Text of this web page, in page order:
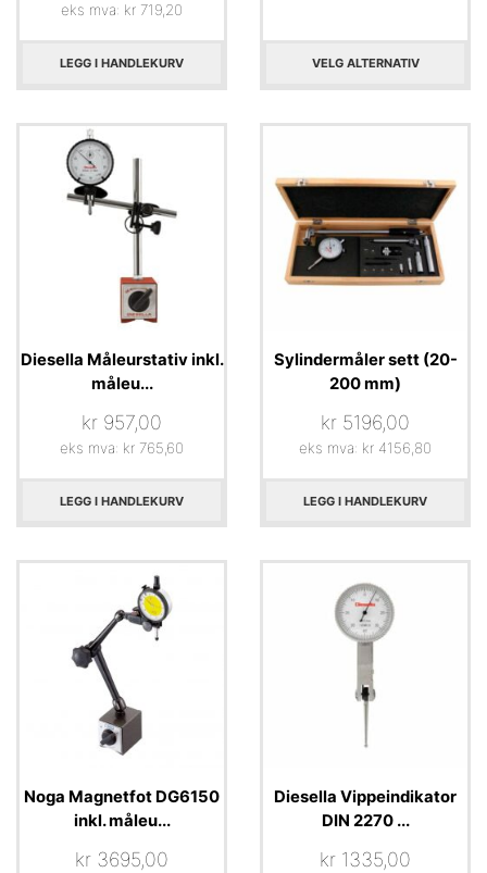
eks mva: kr 719,20
LEGG I HANDLEKURV VELG ALTERNATIV
Diesella Måleurstativ inkl.
måleu...
kr 957,00
eks mva: kr 765,60
LEGG I HANDLEKURV
Sylindermåler sett (20-
200 mm)
kr 5196,00
eks mva: kr 4156,80
LEGG I HANDLEKURV
Noga Magnetfot DG6150
inkl. måleu...
kr 3695,00
Diesella Vippeindikator
DIN 2270 ...
kr 1335,00